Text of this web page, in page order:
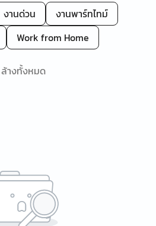
งานด่วน
งานพาร์ทไทม์
Work from Home
ล้างทั้งหมด